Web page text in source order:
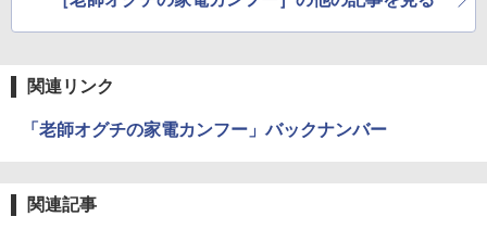
関連リンク
「老師オグチの家電カンフー」バックナンバー
関連記事